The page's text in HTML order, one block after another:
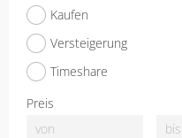
Kaufen
Versteigerung
Timeshare
Preis